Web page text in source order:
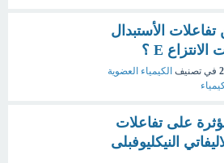
تفاعلات الأستبدال
في تصنيف الكيمياء العضوية
على تفاعلات
النيكليوفبلى